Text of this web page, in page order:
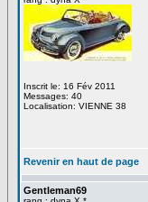
Inscrit le: 16 Fév 2011
Messages: 40
Localisation: VIENNE 38
Revenir en haut de page
Gentleman69